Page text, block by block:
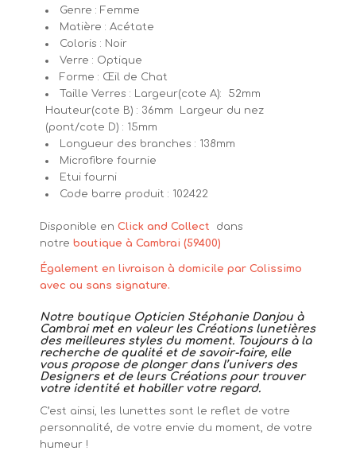
Genre : Femme
Matière : Acétate
Coloris : Noir
Verre : Optique
Forme : Œil de Chat
Taille Verres : Largeur(cote A): 52mm
Hauteur(cote B) : 36mm Largeur du nez
(pont/cote D) : 15mm
Longueur des branches : 138mm
Microfibre fournie
Etui fourni
Code barre produit : 102422
Disponible en Click and Collect dans
notre boutique à Cambrai (59400)
Également en livraison à domicile par Colissimo
avec ou sans signature.
Notre boutique Opticien Stéphanie Danjou à
Cambrai met en valeur les Créations lunetières
des meilleures styles du moment. Toujours à la
recherche de qualité et de savoir-faire, elle
vous propose de plonger dans l’univers des
Designers et de leurs Créations pour trouver
votre identité et habiller votre regard.
C’est ainsi, les lunettes sont le reflet de votre
personnalité, de votre envie du moment, de votre
humeur !